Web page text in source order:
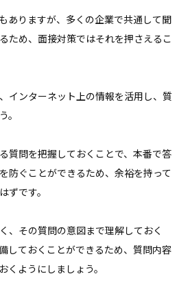
ありますが、多くの企業で共通して聞
ため、面接対策ではそれを押さえるこ
インターネット上の情報を活用し、質
。
質問を把握しておくことで、本番で答
防ぐことができるため、余裕を持って
ずです。
、その質問の意図まで理解しておく
しておくことができるため、質問内容
くようにしましょう。